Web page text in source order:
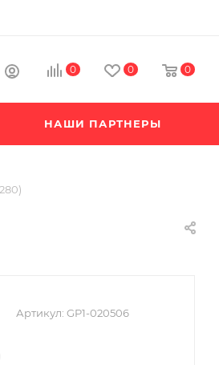
0 0 0
НАШИ ПАРТНЕРЫ
Артикул: GP1-020506